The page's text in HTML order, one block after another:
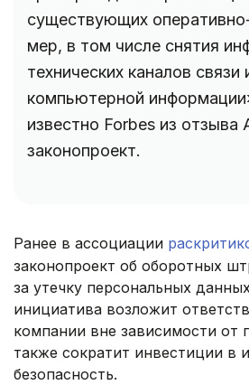
существующих
мер, в том числе снятия
технических каналов связи
компьютерной
известно Forbes из отзыва
законопроект.
Ранее в ассоциации
законопроект об оборотных
за утечку персональных
инициатива возложит
компании вне зависимости от
также сократит инвестиции в
безопасность.